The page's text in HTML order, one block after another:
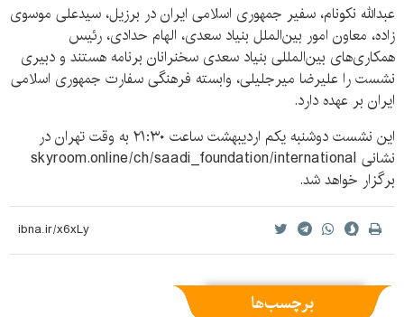
عبدالله نکونام، سفیر جمهوری اسلامی ایران در برزیل، سیدعلی موسوی
زاده، معاون امور بین‌الملل بنیاد سعدی، الهام حدادی، رئیس
همکاری‌های بین‌المللی بنیاد سعدی سخنرانان برنامه هستند و دبیری
نشست را علیرضا میرجلیلی، وابسته فرهنگی سفارت جمهوری اسلامی
ایران بر عهده دارد.
این نشست دوشنبه یکم اردیبهشت ساعت ۲۱:۳۰ به وقت تهران در
نشانی skyroom.online/ch/saadi_foundation/international
برگزار خواهد شد.
برچسب‌ها